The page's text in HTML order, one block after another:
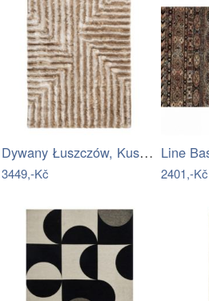
Dywany Łuszczów, Kusový koberec Flim…
3449,-Kč 2401,-Kč